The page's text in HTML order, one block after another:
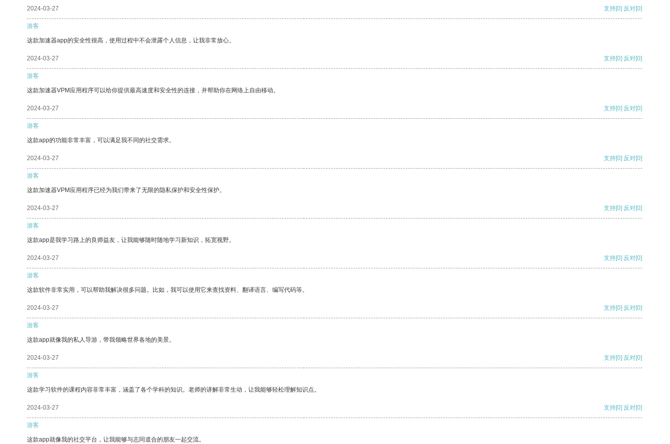
2024-03-27 支持[0] 反对[0]
游客
这款加速器app的安全性很高，使用过程中不会泄露个人信息，让我非常放心。
2024-03-27 支持[0] 反对[0]
游客
这款加速器VPM应用程序可以给你提供最高速度和安全性的连接，并帮助你在网络上自由移动。
2024-03-27 支持[0] 反对[0]
游客
这款app的功能非常丰富，可以满足我不同的社交需求。
2024-03-27 支持[0] 反对[0]
游客
这款加速器VPM应用程序已经为我们带来了无限的隐私保护和安全性保护。
2024-03-27 支持[0] 反对[0]
游客
这款app是我学习路上的良师益友，让我能够随时随地学习新知识，拓宽视野。
2024-03-27 支持[0] 反对[0]
游客
这款软件非常实用，可以帮助我解决很多问题。比如，我可以使用它来查找资料、翻译语言、编写代码等。
2024-03-27 支持[0] 反对[0]
游客
这款app就像我的私人导游，带我领略世界各地的美景。
2024-03-27 支持[0] 反对[0]
游客
这款学习软件的课程内容非常丰富，涵盖了各个学科的知识。老师的讲解非常生动，让我能够轻松理解知识点。
2024-03-27 支持[0] 反对[0]
游客
这款app就像我的社交平台，让我能够与志同道合的朋友一起交流。